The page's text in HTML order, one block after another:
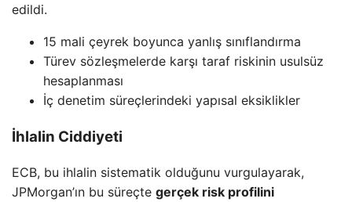
edildi.
15 mali çeyrek boyunca yanlış sınıflandırma
Türev sözleşmelerde karşı taraf riskinin usulsüz
hesaplanması
İç denetim süreçlerindeki yapısal eksiklikler
İhlalin Ciddiyeti
ECB, bu ihlalin sistematik olduğunu vurgulayarak,
JPMorgan’ın bu süreçte gerçek risk profilini